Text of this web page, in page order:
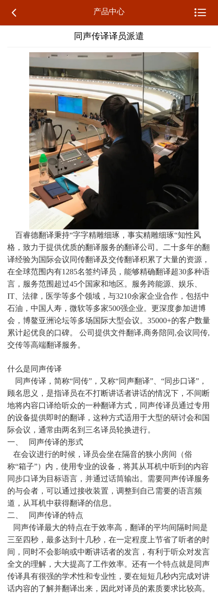
 产品中心 
同声传译译员派遣
百睿德翻译秉持“字字精雕细琢，事实精雕细琢“知性风
格，致力于提供优质的翻译服务的翻译公司。二十多年的翻
译经验为国际会议同传翻译及交传翻译积累了大量的资源，
在全球范围内有1285名签约译员，能够精确翻译超30多种语
言，服务范围超过45个国家和地区。服务跨能源、娱乐、
IT、法律，医学等多个领域，与3210余家企业合作，包括中
石油，中国人寿，微软等多家500强企业。更深度参加进博
会，博鳌亚洲论坛等多场国际大型会议。35000+的客户数量
累计起优良的口碑。 公司提供文件翻译,商务陪同,会议同传,
交传等高端翻译服务。
什么是同声传译
同声传译，简称“同传”，又称“同声翻译”、“同步口译”，
顾名思义，是指译员在不打断讲话者讲话的情况下，不间断
地将内容口译给听众的一种翻译方式，同声传译员通过专用
的设备提供即时的翻译，这种方式适用于大型的研讨会和国
际会议，通常由两名到三名译员轮换进行。
一、 同声传译的形式
在会议进行的时候，译员会坐在隔音的狭小房间（俗
称“箱子”）内，使用专业的设备，将其从耳机中听到的内容
同步口译为目标语言，并通过话筒输出。需要同声传译服务
的与会者，可以通过接收装置，调整到自己需要的语言频
道，从耳机中获得翻译的信息。
二、 同声传译的特点
同声传译最大的特点在于效率高，翻译的平均间隔时间是
三至四秒，最多达到十几秒，在一定程度上节省了听者的时
间，同时不会影响或中断讲话者的发言，有利于听众对发言
全文的理解，大大提高了工作效率。还有一个特点就是同声
传译具有很强的学术性和专业性，要在短短几秒内完成对讲
话内容的了解并翻译出来，因此对译员的素质要求比较高。